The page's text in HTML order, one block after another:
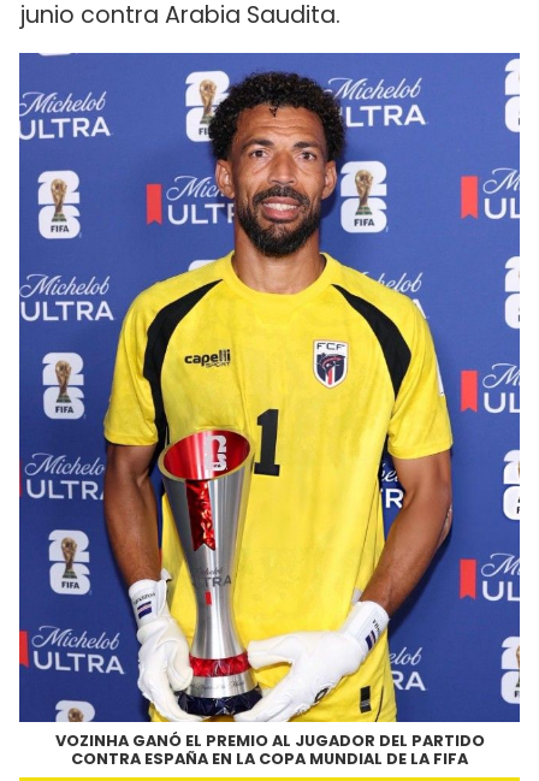
junio contra Arabia Saudita.
VOZINHA GANÓ EL PREMIO AL JUGADOR DEL PARTIDO
CONTRA ESPAÑA EN LA COPA MUNDIAL DE LA FIFA